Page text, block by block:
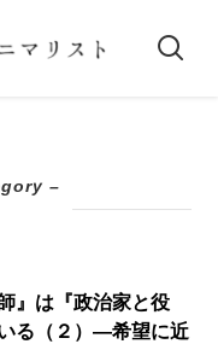
–
』は『政治家と役
る（２）―希望に近